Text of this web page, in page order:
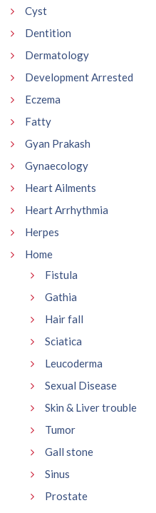
Cyst
Dentition
Dermatology
Development Arrested
Eczema
Fatty
Gyan Prakash
Gynaecology
Heart Ailments
Heart Arrhythmia
Herpes
Home
Fistula
Gathia
Hair fall
Sciatica
Leucoderma
Sexual Disease
Skin & Liver trouble
Tumor
Gall stone
Sinus
Prostate